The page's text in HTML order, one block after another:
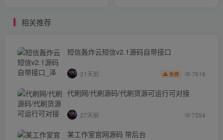
相关推荐
短信轰炸云短信v2.1源码自带接口
21天前 免费 7616
代刷网/代刷源码/代刷货源可运行可对接
27天前 7594
某工作室官网源码 带后台